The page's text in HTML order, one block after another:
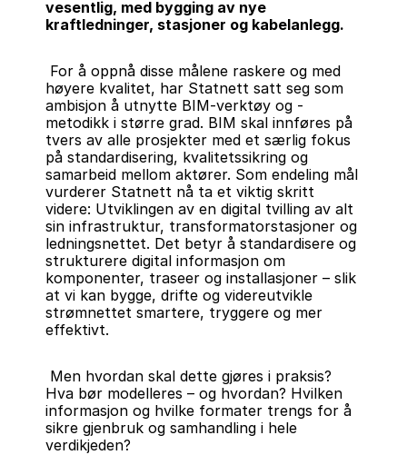
vesentlig, med bygging av nye
kraftledninger, stasjoner og kabelanlegg.
For å oppnå disse målene raskere og med
høyere kvalitet, har Statnett satt seg som
ambisjon å utnytte BIM-verktøy og -
metodikk i større grad. BIM skal innføres på
tvers av alle prosjekter med et særlig fokus
på standardisering, kvalitetssikring og
samarbeid mellom aktører. Som endeling mål
vurderer Statnett nå ta et viktig skritt
videre: Utviklingen av en digital tvilling av alt
sin infrastruktur, transformatorstasjoner og
ledningsnettet. Det betyr å standardisere og
strukturere digital informasjon om
komponenter, traseer og installasjoner – slik
at vi kan bygge, drifte og videreutvikle
strømnettet smartere, tryggere og mer
effektivt.
Men hvordan skal dette gjøres i praksis?
Hva bør modelleres – og hvordan? Hvilken
informasjon og hvilke formater trengs for å
sikre gjenbruk og samhandling i hele
verdikjeden?